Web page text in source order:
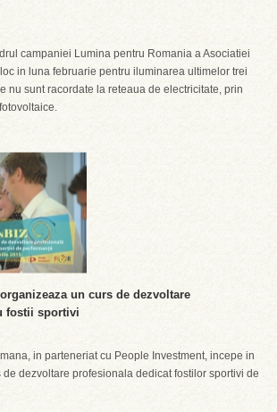
campaniei Lumina pentru Romania a Asociatiei
in luna februarie pentru iluminarea ultimelor trei
nu sunt racordate la reteaua de electricitate, prin
un curs de dezvoltare
fostii sportivi
in parteneriat cu People Investment, incepe in
de dezvoltare profesionala dedicat fostilor sportivi de